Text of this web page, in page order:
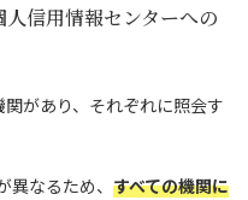
信用情報センターへの
があり、それぞれに照会す
なるため、 すべての機関に